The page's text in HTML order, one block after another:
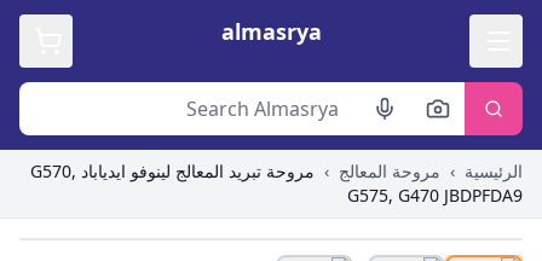
almasrya
الرئيسية › مروحة المعالج ›
مروحة تبريد المعالج لينوفو ايدياباد G570,
G575, G470 JBDPFDA9